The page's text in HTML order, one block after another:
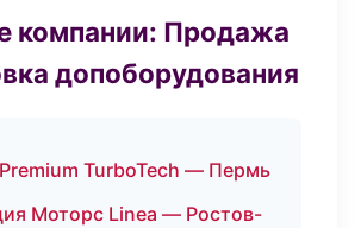
компании: Продажа
допоборудования
Premium TurboTech — Пермь
Моторс Linea — Ростов-